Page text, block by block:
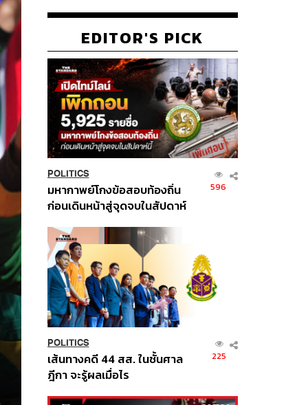
EDITOR'S PICK
POLITICS
มหากาพย์โกงข้อสอบท้องถิ่น
ก่อนเดินหน้าสู่จุดจบในสัปดาห์
596
POLITICS
เส้นทางคดี 44 สส. ในชั้นศาล
ฎีกา จะรู้ผลเมื่อไร
225